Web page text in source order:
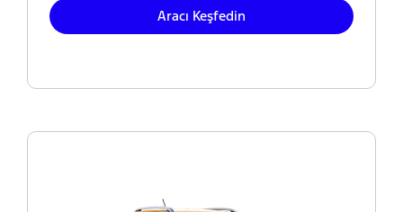
Aracı Keşfedin